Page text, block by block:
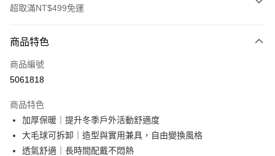
超取滿NT$499免運
信用卡一次付款
超商取貨付款
Apple Pay
街口支付
商品特色
商品編號
5061818
商品特色
加厚保暖｜提升冬季戶外活動舒適度
大毛球可拆卸｜造型與實用兼具，自由變換風格
透氣舒適｜長時間配戴不悶熱